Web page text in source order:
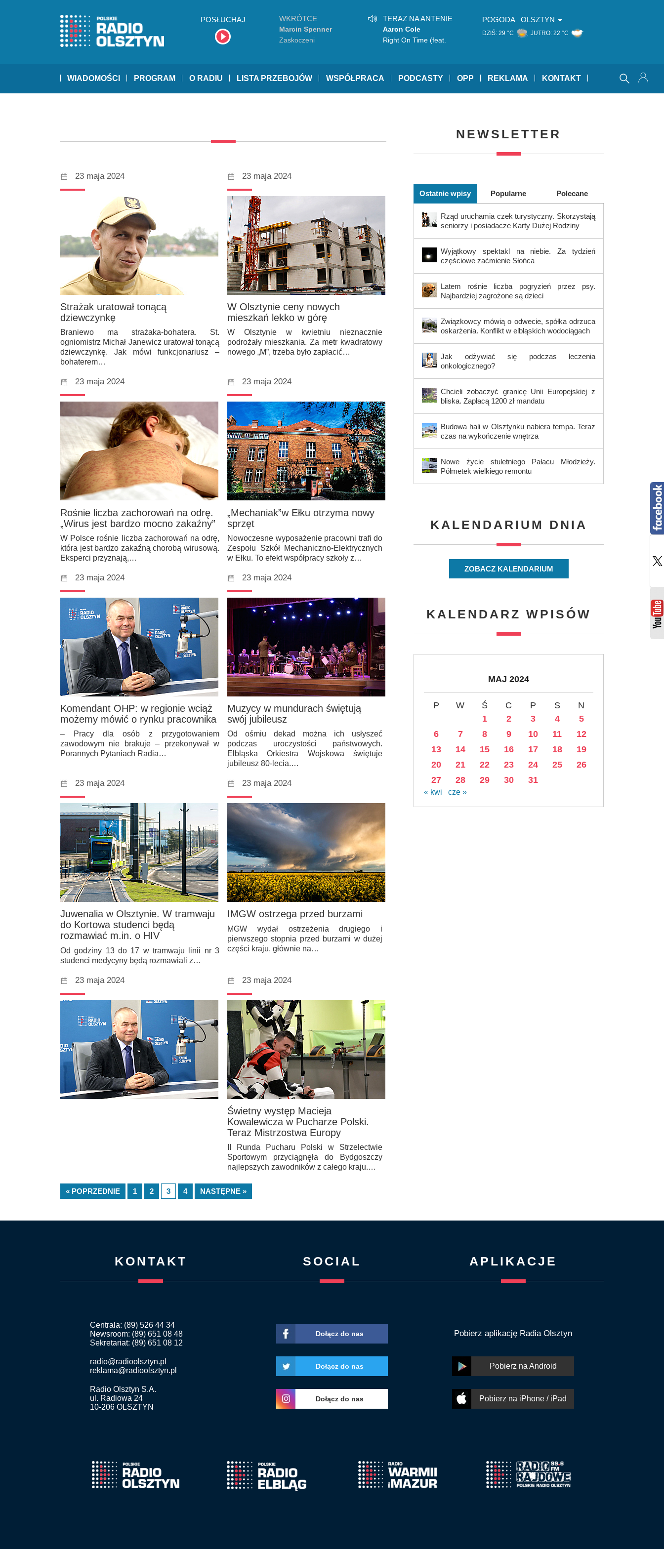
POSŁUCHAJ WKRÓTCE
Marcin Spenner
Zaskoczeni
TERAZ NA ANTENIE
Aaron Cole
Right On Time (feat.
POGODA OLSZTYN
DZIŚ: 29 °C JUTRO: 22 °C
WIADOMOŚCI PROGRAM O RADIU LISTA PRZEBOJÓW WSPÓŁPRACA PODCASTY OPP REKLAMA KONTAKT
23 maja 2024
Strażak uratował tonącą
dziewczynkę
Braniewo ma strażaka-bohatera. St.
ogniomistrz Michał Janewicz uratował tonącą
dziewczynkę. Jak mówi funkcjonariusz –
bohaterem…
23 maja 2024
W Olsztynie ceny nowych
mieszkań lekko w górę
W Olsztynie w kwietniu nieznacznie
podrożały mieszkania. Za metr kwadratowy
nowego „M”, trzeba było zapłacić…
23 maja 2024
Rośnie liczba zachorowań na odrę.
„Wirus jest bardzo mocno zakaźny”
W Polsce rośnie liczba zachorowań na odrę,
która jest bardzo zakaźną chorobą wirusową.
Eksperci przyznają,…
23 maja 2024
„Mechaniak”w Ełku otrzyma nowy
sprzęt
Nowoczesne wyposażenie pracowni trafi do
Zespołu Szkół Mechaniczno-Elektrycznych
w Ełku. To efekt współpracy szkoły z…
23 maja 2024
Komendant OHP: w regionie wciąż
możemy mówić o rynku pracownika
– Pracy dla osób z przygotowaniem
zawodowym nie brakuje – przekonywał w
Porannych Pytaniach Radia…
23 maja 2024
Muzycy w mundurach świętują
swój jubileusz
Od ośmiu dekad można ich usłyszeć
podczas uroczystości państwowych.
Elbląska Orkiestra Wojskowa świętuje
jubileusz 80-lecia.…
23 maja 2024
Juwenalia w Olsztynie. W tramwaju
do Kortowa studenci będą
rozmawiać m.in. o HIV
Od godziny 13 do 17 w tramwaju linii nr 3
studenci medycyny będą rozmawiali z…
23 maja 2024
IMGW ostrzega przed burzami
MGW wydał ostrzeżenia drugiego i
pierwszego stopnia przed burzami w dużej
części kraju, głównie na…
23 maja 2024 23 maja 2024
Świetny występ Macieja
Kowalewicza w Pucharze Polski.
Teraz Mistrzostwa Europy
II Runda Pucharu Polski w Strzelectwie
Sportowym przyciągnęła do Bydgoszczy
najlepszych zawodników z całego kraju.…
« POPRZEDNIE 1 2 3 4 NASTĘPNE »
NEWSLETTER
Ostatnie wpisy Popularne Polecane
Rząd uruchamia czek turystyczny. Skorzystają
seniorzy i posiadacze Karty Dużej Rodziny
Wyjątkowy spektakl na niebie. Za tydzień
częściowe zaćmienie Słońca
Latem rośnie liczba pogryzień przez psy.
Najbardziej zagrożone są dzieci
Związkowcy mówią o odwecie, spółka odrzuca
oskarżenia. Konflikt w elbląskich wodociągach
Jak odżywiać się podczas leczenia
onkologicznego?
Chcieli zobaczyć granicę Unii Europejskiej z
bliska. Zapłacą 1200 zł mandatu
Budowa hali w Olsztynku nabiera tempa. Teraz
czas na wykończenie wnętrza
Nowe życie stuletniego Pałacu Młodzieży.
Półmetek wielkiego remontu
KALENDARIUM DNIA
ZOBACZ KALENDARIUM
KALENDARZ WPISÓW
MAJ 2024
P W Ś C P S
N
1
2 3 4
5
6
7 8 9 10 11
12
13
14 15 16 17 18
19
20
21 22 23 24 25
26
27
28 29 30 31
« kwi cze »
KONTAKT
Centrala: (89) 526 44 34
Newsroom: (89) 651 08 48
Sekretariat: (89) 651 08 12
radio@radioolsztyn.pl
reklama@radioolsztyn.pl
Radio Olsztyn S.A.
ul. Radiowa 24
10-206 OLSZTYN
SOCIAL
Dołącz do nas
Dołącz do nas
Dołącz do nas
APLIKACJE
Pobierz aplikację Radia Olsztyn
Pobierz na Android
Pobierz na iPhone / iPad